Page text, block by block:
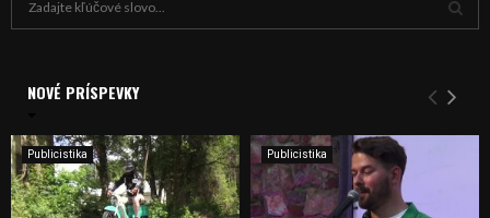
i
e
:
Y
H
NOVÉ PRÍSPEVKY
Publicistika Publicistika